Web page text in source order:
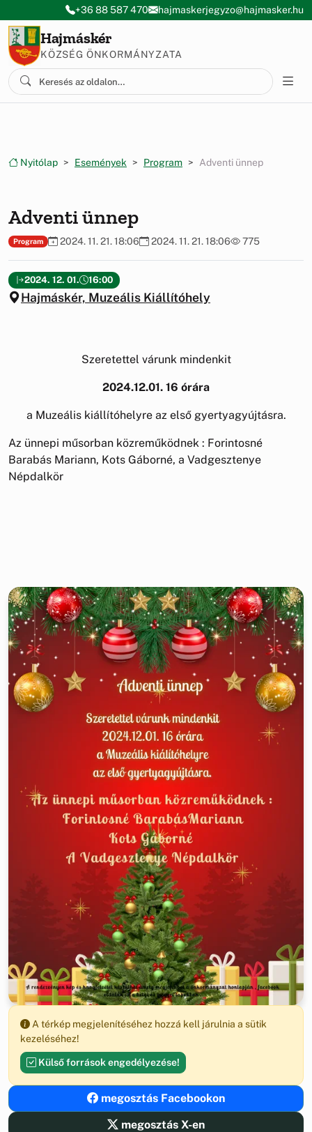
Ugrás a menüre
Ugrás a tartalomra
+36 88 587 470 hajmaskerjegyzo@hajmasker.hu
Hajmáskér
KÖZSÉG ÖNKORMÁNYZATA
Nyitólap Események Program Adventi ünnep
Adventi ünnep
Program 2024. 11. 21. 18:06 2024. 11. 21. 18:06 775
2024. 12. 01. 16:00
Hajmáskér, Muzeális Kiállítóhely
Szeretettel várunk mindenkit
2024.12.01. 16 órára
a Muzeális kiállítóhelyre az első gyertyagyújtásra.
Az ünnepi műsorban közreműködnek : Forintosné
Barabás Mariann, Kots Gáborné, a Vadgesztenye
Népdalkör
A térkép megjelenítéséhez hozzá kell járulnia a sütik
kezeléséhez!
Külső források engedélyezése!
megosztás Facebookon
megosztás X-en